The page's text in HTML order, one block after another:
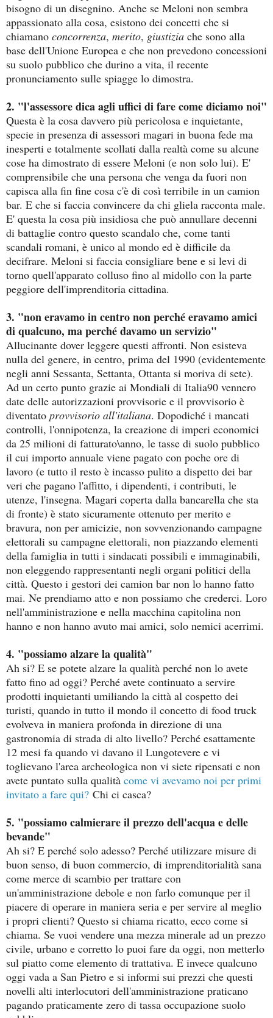
bisogno di un disegnino. Anche se Meloni non sembra
appassionato alla cosa, esistono dei concetti che si
chiamano concorrenza, merito, giustizia che sono alla
base dell'Unione Europea e che non prevedono concessioni
su suolo pubblico che durino a vita, il recente
pronunciamento sulle spiagge lo dimostra.
2. "l'assessore dica agli uffici di fare come diciamo noi"
Questa è la cosa davvero più pericolosa e inquietante,
specie in presenza di assessori magari in buona fede ma
inesperti e totalmente scollati dalla realtà come su alcune
cose ha dimostrato di essere Meloni (e non solo lui). E'
comprensibile che una persona che venga da fuori non
capisca alla fin fine cosa c'è di così terribile in un camion
bar. E che si faccia convincere da chi gliela racconta male.
E' questa la cosa più insidiosa che può annullare decenni
di battaglie contro questo scandalo che, come tanti
scandali romani, è unico al mondo ed è difficile da
decifrare. Meloni si faccia consigliare bene e si levi di
torno quell'apparato colluso fino al midollo con la parte
peggiore dell'imprenditoria cittadina.
3. "non eravamo in centro non perché eravamo amici
di qualcuno, ma perché davamo un servizio"
Allucinante dover leggere questi affronti. Non esisteva
nulla del genere, in centro, prima del 1990 (evidentemente
negli anni Sessanta, Settanta, Ottanta si moriva di sete).
Ad un certo punto grazie ai Mondiali di Italia90 vennero
date delle autorizzazioni provvisorie e il provvisorio è
diventato provvisorio all'italiana. Dopodiché i mancati
controlli, l'onnipotenza, la creazione di imperi economici
da 25 milioni di fatturato\anno, le tasse di suolo pubblico
il cui importo annuale viene pagato con poche ore di
lavoro (e tutto il resto è incasso pulito a dispetto dei bar
veri che pagano l'affitto, i dipendenti, i contributi, le
utenze, l'insegna. Magari coperta dalla bancarella che sta
di fronte) è stato sicuramente ottenuto per merito e
bravura, non per amicizie, non sovvenzionando campagne
elettorali su campagne elettorali, non piazzando elementi
della famiglia in tutti i sindacati possibili e immaginabili,
non eleggendo rappresentanti negli organi politici della
città. Questo i gestori dei camion bar non lo hanno fatto
mai. Ne prendiamo atto e non possiamo che crederci. Loro
nell'amministrazione e nella macchina capitolina non
hanno e non hanno avuto mai amici, solo nemici acerrimi.
4. "possiamo alzare la qualità"
Ah si? E se potete alzare la qualità perché non lo avete
fatto fino ad oggi? Perché avete continuato a servire
prodotti inquietanti umiliando la città al cospetto dei
turisti, quando in tutto il mondo il concetto di food truck
evolveva in maniera profonda in direzione di una
gastronomia di strada di alto livello? Perché esattamente
12 mesi fa quando vi davano il Lungotevere e vi
toglievano l'area archeologica non vi siete ripensati e non
avete puntato sulla qualità come vi avevamo noi per primi
invitato a fare qui? Chi ci casca?
5. "possiamo calmierare il prezzo dell'acqua e delle
bevande"
Ah si? E perché solo adesso? Perché utilizzare misure di
buon senso, di buon commercio, di imprenditorialità sana
come merce di scambio per trattare con
un'amministrazione debole e non farlo comunque per il
piacere di operare in maniera seria e per servire al meglio
i propri clienti? Questo si chiama ricatto, ecco come si
chiama. Se vuoi vendere una mezza minerale ad un prezzo
civile, urbano e corretto lo puoi fare da oggi, non metterlo
sul piatto come elemento di trattativa. E invece qualcuno
oggi vada a San Pietro e si informi sui prezzi che questi
novelli alti interlocutori dell'amministrazione praticano
pagando praticamente zero di tassa occupazione suolo